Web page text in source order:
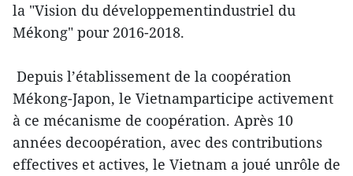
la "Vision du développementindustriel du
Mékong" pour 2016-2018.
Depuis l’établissement de la coopération
Mékong-Japon, le Vietnamparticipe activement
à ce mécanisme de coopération. Après 10
années decoopération, avec des contributions
effectives et actives, le Vietnam a joué unrôle de